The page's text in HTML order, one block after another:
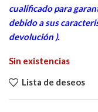
cualificado para
debido a sus
devolución ).
Sin existencias
Lista de deseos